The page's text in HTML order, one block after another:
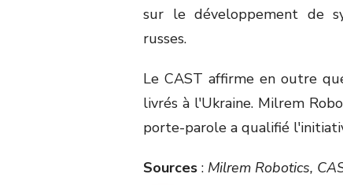
sur le développement de
russes.
Le CAST affirme en outre
livrés à l'Ukraine. Milrem
porte-parole a qualifié
Sources : Milrem Robotics,